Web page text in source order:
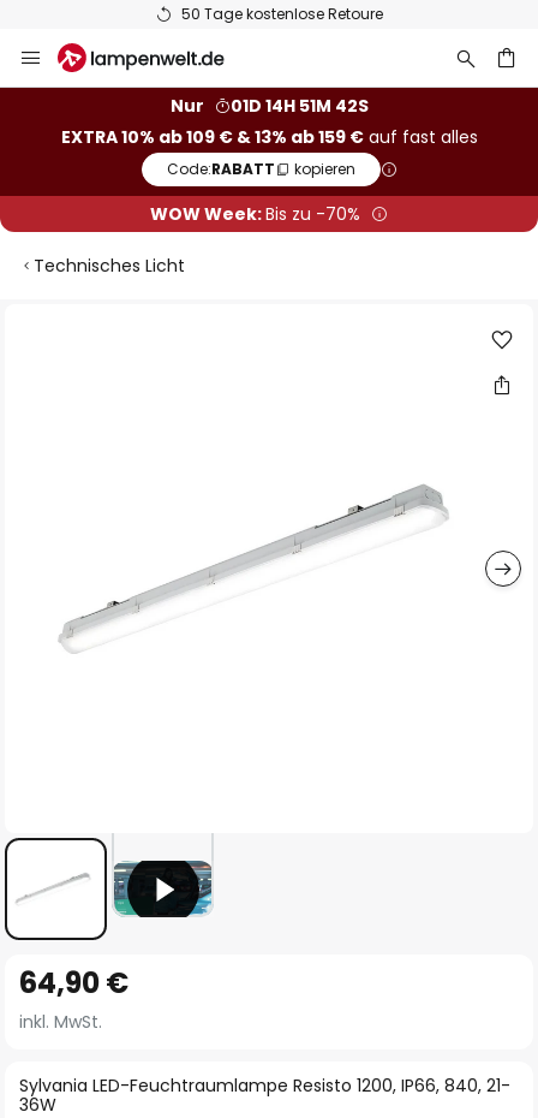
50 Tage kostenlose Retoure
Inhalt
Nur
01D 14H 51M 41S
EXTRA 10% ab 109 € & 13% ab 159 €auf fast alles
Code:RABATT kopieren
WOW Week:Bis zu -70%
Technisches Licht
Anfang
der
springen
Sylvania LED-Feuchtraumlampe Resisto 1200, IP66, 840, 21-
36W
64,90 €
inkl. MwSt.